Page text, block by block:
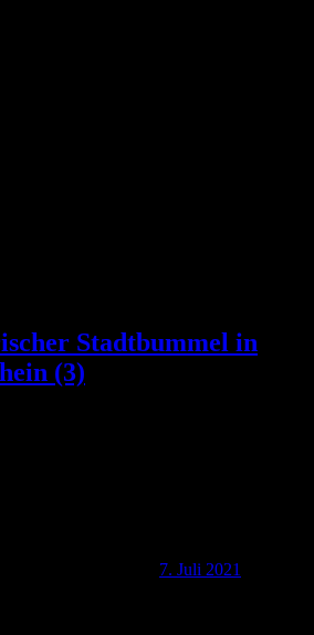
Stadtbummel in
(3)
7. Juli 2021